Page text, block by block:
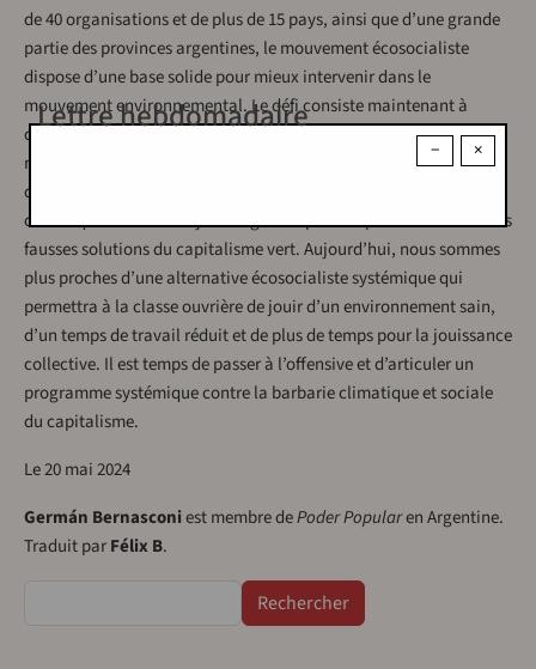
de 40 organisations et de plus de 15 pays, ainsi que d’une grande
partie des provinces argentines, le mouvement écosocialiste
dispose d’une base solide pour mieux intervenir dans le
mouvement environnemental. Le défi consiste maintenant à
donner une continuité à ses propres instances permanentes de
réflexion et de construction, ainsi qu’à intervenir de manière unie
dans la lutte contre les négationnistes d’extrême droite de la crise
climatique et à être toujours vigilants pour ne pas tomber dans les
fausses solutions du capitalisme vert. Aujourd’hui, nous sommes
plus proches d’une alternative écosocialiste systémique qui
permettra à la classe ouvrière de jouir d’un environnement sain,
d’un temps de travail réduit et de plus de temps pour la jouissance
collective. Il est temps de passer à l’offensive et d’articuler un
programme systémique contre la barbarie climatique et sociale
du capitalisme.
Le 20 mai 2024
Germán Bernasconiest membre dePoder Popularen Argentine.
Traduit parFélix B.
×
−
Lettre hebdomadaire